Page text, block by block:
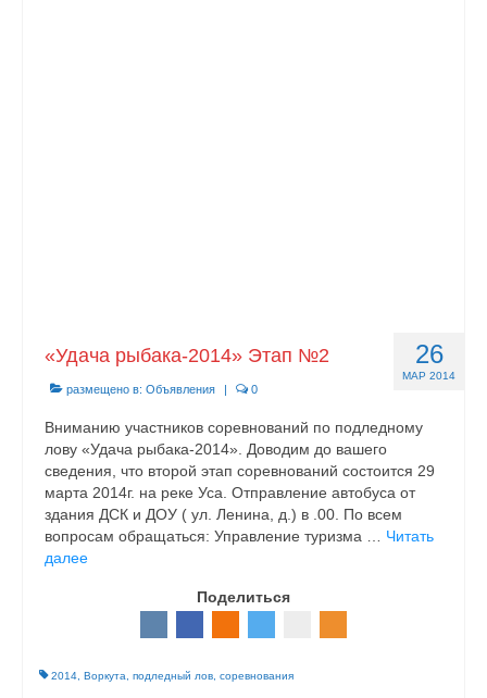
26
МАР 2014
«Удача рыбака-2014» Этап №2
размещено в: Объявления | 0
Вниманию участников соревнований по подледному
лову «Удача рыбака-2014». Доводим до вашего
сведения, что второй этап соревнований состоится 29
марта 2014г. на реке Уса. Отправление автобуса от
здания ДСК и ДОУ ( ул. Ленина, д.) в .00. По всем
вопросам обращаться: Управление туризма … Читать
далее
Поделиться
2014 Воркута подледный лов соревнования